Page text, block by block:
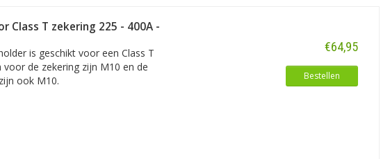
Class T zekering 225 - 400A -
is geschikt voor een Class T
de zekering zijn M10 en de
ook M10.
€64,95
Bestellen